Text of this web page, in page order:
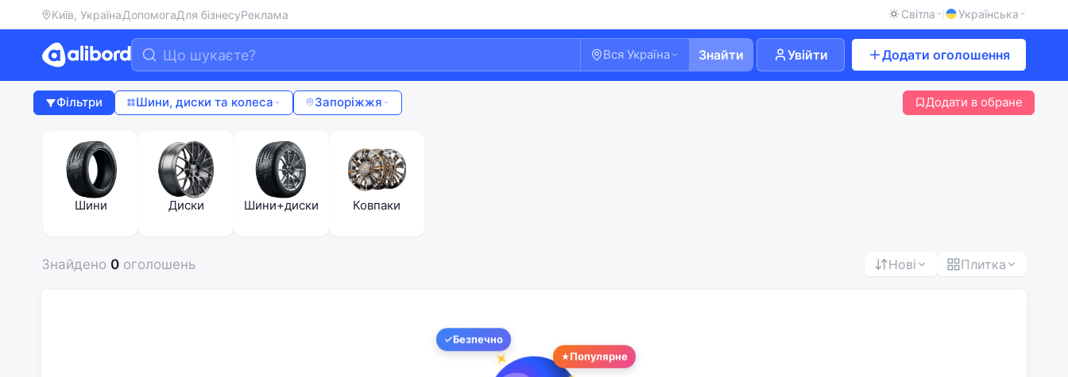
Київ, УкраїнаДопомогаДля бізнесуРеклама Світла Українська
Вся Україна Знайти Увійти Додати оголошення
Фільтри Шини, диски та колеса Запоріжжя Додати в обране
Шини Диски Шини+диски Ковпаки
Знайдено 0 оголошень Нові Плитка
Безпечно
Популярне
Ласкаво просимо!
Увійдіть або створіть акаунт